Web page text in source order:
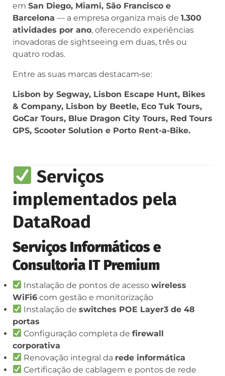
em San Diego, Miami, São Francisco e
Barcelona — a empresa organiza mais de 1.300
atividades por ano, oferecendo experiências
inovadoras de sightseeing em duas, três ou
quatro rodas.
Entre as suas marcas destacam‑se:
Lisbon by Segway, Lisbon Escape Hunt, Bikes
& Company, Lisbon by Beetle, Eco Tuk Tours,
GoCar Tours, Blue Dragon City Tours, Red Tours
GPS, Scooter Solution e Porto Rent-a-Bike.
Serviços
implementados pela
DataRoad
Serviços Informáticos e
Consultoria IT Premium
Instalação de pontos de acessowireless
WiFi6 com gestão e monitorização
Instalação deswitches POE Layer3 de 48
portas
Configuração completa defirewall
corporativa
Renovação integral da rede informática
Certificação de cablagem e pontos de rede